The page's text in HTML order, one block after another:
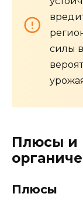
силы
Плюсы и
Плюсы